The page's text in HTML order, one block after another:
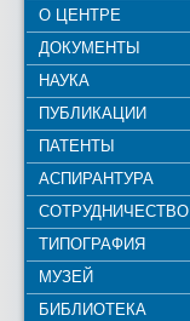
О ЦЕНТРЕ
ДОКУМЕНТЫ
НАУКА
ПУБЛИКАЦИИ
ПАТЕНТЫ
АСПИРАНТУРА
СОТРУДНИЧЕСТВО
ТИПОГРАФИЯ
МУЗЕЙ
БИБЛИОТЕКА